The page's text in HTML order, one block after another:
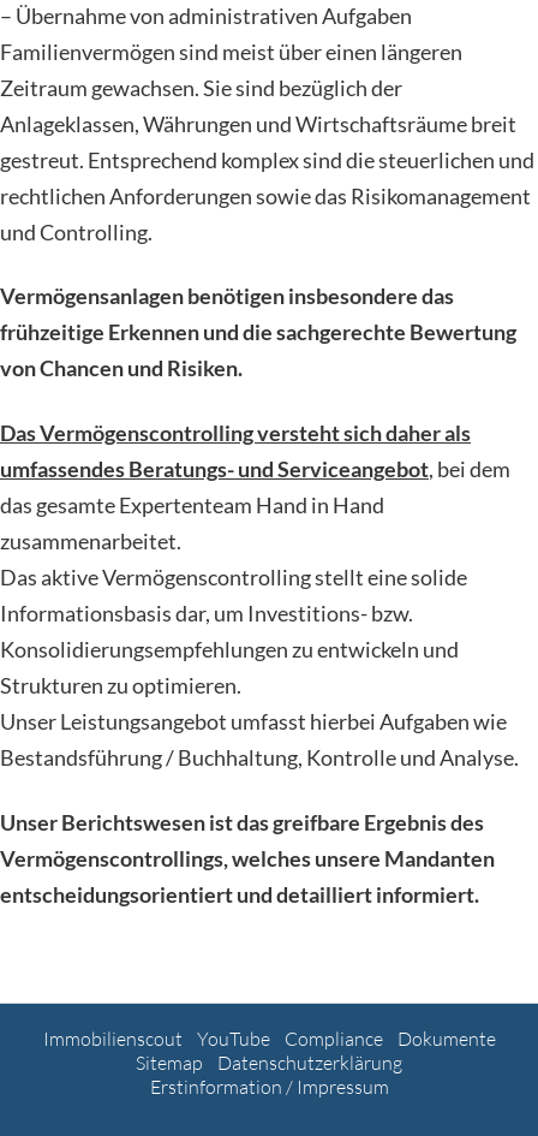
– Übernahme von administrativen Aufgaben
Familienvermögen sind meist über einen längeren
Zeitraum gewachsen. Sie sind bezüglich der
Anlageklassen, Währungen und Wirtschaftsräume breit
gestreut. Entsprechend komplex sind die steuerlichen und
rechtlichen Anforderungen sowie das Risikomanagement
und Controlling.
Vermögensanlagen benötigen insbesondere das
frühzeitige Erkennen und die sachgerechte Bewertung
von Chancen und Risiken.
Das Vermögenscontrolling versteht sich daher als
umfassendes Beratungs- und Serviceangebot, bei dem
das gesamte Expertenteam Hand in Hand
zusammenarbeitet.
Das aktive Vermögenscontrolling stellt eine solide
Informationsbasis dar, um Investitions- bzw.
Konsolidierungsempfehlungen zu entwickeln und
Strukturen zu optimieren.
Unser Leistungsangebot umfasst hierbei Aufgaben wie
Bestandsführung / Buchhaltung, Kontrolle und Analyse.
Unser Berichtswesen ist das greifbare Ergebnis des
Vermögenscontrollings, welches unsere Mandanten
entscheidungsorientiert und detailliert informiert.
Immobilienscout YouTube Compliance
Dokumente
Sitemap
Datenschutzerklärung
Erstinformation / Impressum